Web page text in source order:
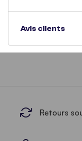
Avis clients
Retours